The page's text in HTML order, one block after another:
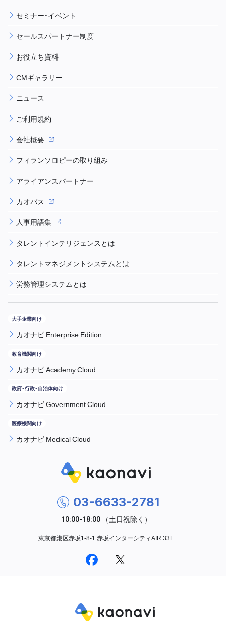
セミナー・イベント
セールスパートナー制度
お役立ち資料
CMギャラリー
ニュース
ご利用規約
会社概要
フィランソロピーの取り組み
アライアンスパートナー
カオパス
人事用語集
タレントインテリジェンスとは
タレントマネジメントシステムとは
労務管理システムとは
カオナビ Enterprise Edition
カオナビ Academy Cloud
カオナビ Government Cloud
カオナビ Medical Cloud
03-6633-2781
東京都港区赤坂1-8-1 赤坂インターシティAIR 33F